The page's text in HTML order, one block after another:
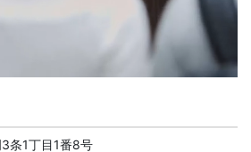
条1丁目1番8号